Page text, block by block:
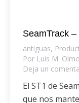
SeamTrack –
antiguas,
Por Luis M.
Deja un
El ST1 de
que nos